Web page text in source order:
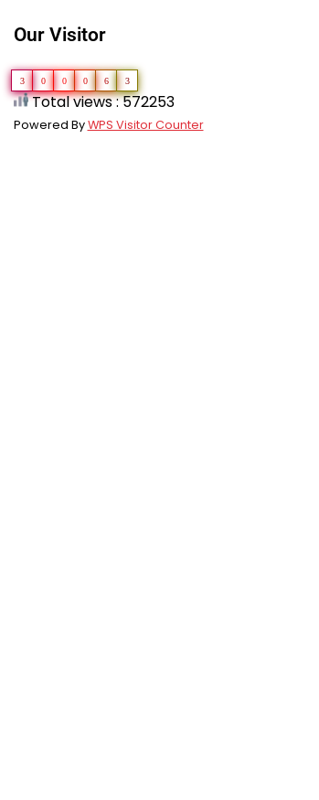
Our Visitor
3 0 0 0 6 3
Total views : 572253
Powered ByWPS Visitor Counter